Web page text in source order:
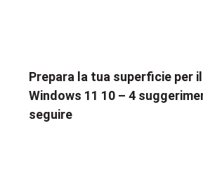
Prepara la tua superficie per
Windows 11 10 – 4
seguire